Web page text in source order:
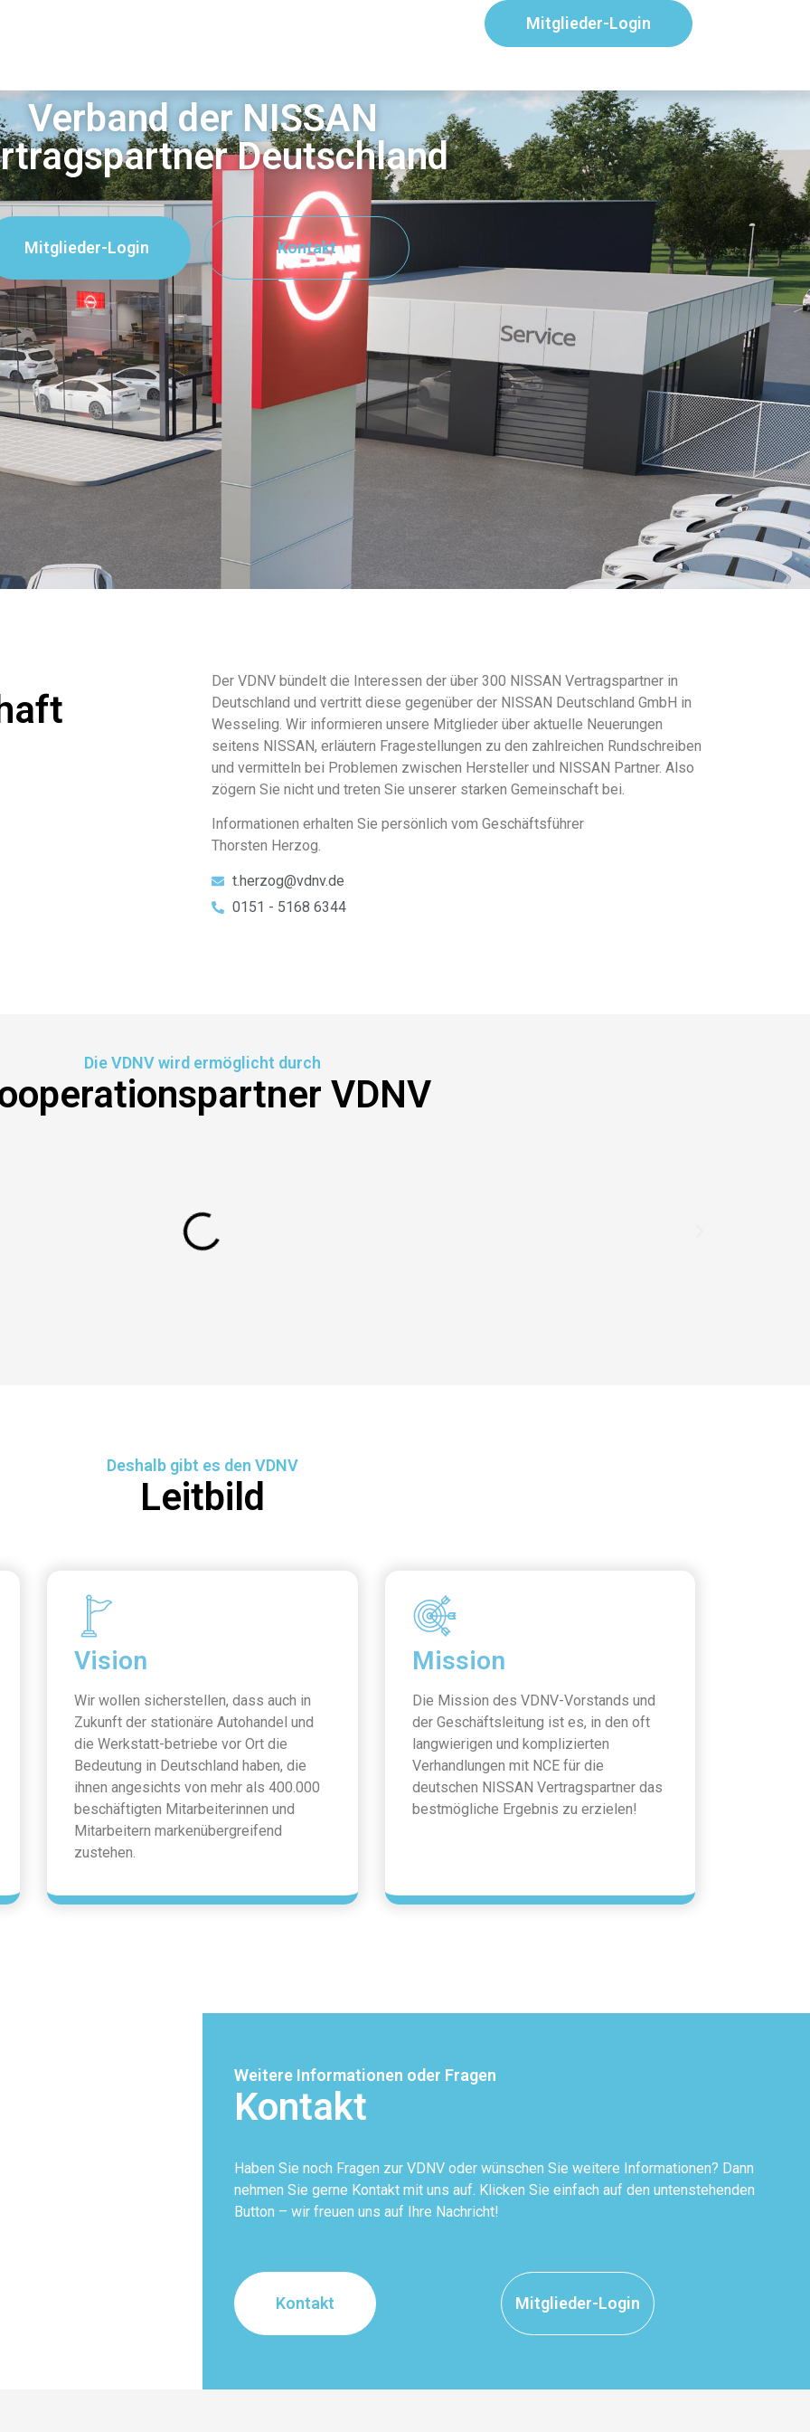
Mitglieder-Login
Verband der NISSAN
Deutschland
Mitglieder-Login Kontakt
Der VDNV bündelt die Interessen der über 300 NISSAN Vertragspartner in
Deutschland und vertritt diese gegenüber der NISSAN Deutschland GmbH in
Wesseling. Wir informieren unsere Mitglieder über aktuelle Neuerungen
seitens NISSAN, erläutern Fragestellungen zu den zahlreichen Rundschreiben
und vermitteln bei Problemen zwischen Hersteller und NISSAN Partner. Also
zögern Sie nicht und treten Sie unserer starken Gemeinschaft bei.
Informationen erhalten Sie persönlich vom Geschäftsführer
Thorsten Herzog.
t.herzog@vdnv.de
0151 - 5168 6344
Die VDNV wird ermöglicht durch
VDNV
Deshalb gibt es den VDNV
Leitbild
Vision
Wir wollen sicherstellen, dass auch in
Zukunft der stationäre Autohandel und
die Werkstatt-betriebe vor Ort die
Bedeutung in Deutschland haben, die
ihnen angesichts von mehr als 400.000
beschäftigten Mitarbeiterinnen und
Mitarbeitern markenübergreifend
zustehen.
Mission
Die Mission des VDNV-Vorstands und
der Geschäftsleitung ist es, in den oft
langwierigen und komplizierten
Verhandlungen mit NCE für die
deutschen NISSAN Vertragspartner das
bestmögliche Ergebnis zu erzielen!
Weitere Informationen oder Fragen
Kontakt
Haben Sie noch Fragen zur VDNV oder wünschen Sie weitere Informationen? Dann
nehmen Sie gerne Kontakt mit uns auf. Klicken Sie einfach auf den untenstehenden
Button – wir freuen uns auf Ihre Nachricht!
Kontakt Mitglieder-Login